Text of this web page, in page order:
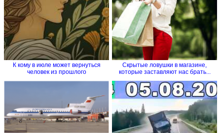
К кому в июле может вернуться
человек из прошлого
Скрытые ловушки в магазине,
которые заставляют нас брать...